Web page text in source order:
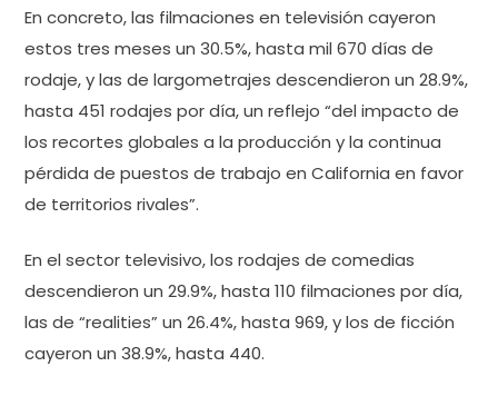
En concreto, las filmaciones en televisión cayeron
estos tres meses un 30.5%, hasta mil 670 días de
rodaje, y las de largometrajes descendieron un 28.9%,
hasta 451 rodajes por día, un reflejo “del impacto de
los recortes globales a la producción y la continua
pérdida de puestos de trabajo en California en favor
de territorios rivales”.
En el sector televisivo, los rodajes de comedias
descendieron un 29.9%, hasta 110 filmaciones por día,
las de “realities” un 26.4%, hasta 969, y los de ficción
cayeron un 38.9%, hasta 440.